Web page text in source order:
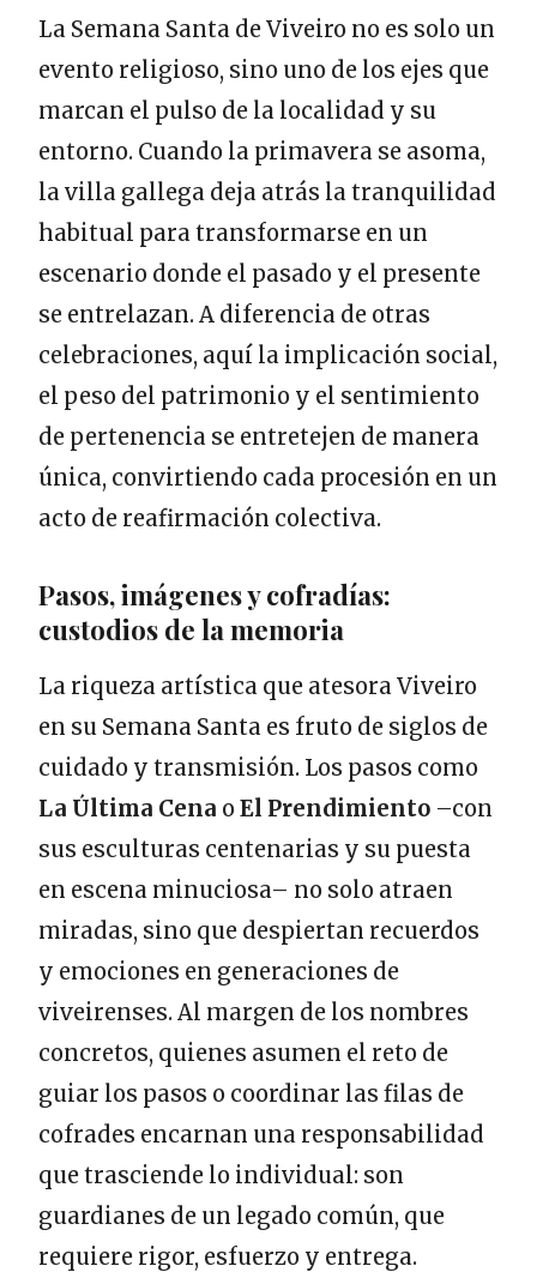
La Semana Santa de Viveiro no es solo un
evento religioso, sino uno de los ejes que
marcan el pulso de la localidad y su
entorno. Cuando la primavera se asoma,
la villa gallega deja atrás la tranquilidad
habitual para transformarse en un
escenario donde el pasado y el presente
se entrelazan. A diferencia de otras
celebraciones, aquí la implicación social,
el peso del patrimonio y el sentimiento
de pertenencia se entretejen de manera
única, convirtiendo cada procesión en un
acto de reafirmación colectiva.
Pasos, imágenes y cofradías:
custodios de la memoria
La riqueza artística que atesora Viveiro
en su Semana Santa es fruto de siglos de
cuidado y transmisión. Los pasos como
La Última Cena oEl Prendimiento –con
sus esculturas centenarias y su puesta
en escena minuciosa– no solo atraen
miradas, sino que despiertan recuerdos
y emociones en generaciones de
viveirenses. Al margen de los nombres
concretos, quienes asumen el reto de
guiar los pasos o coordinar las filas de
cofrades encarnan una responsabilidad
que trasciende lo individual: son
guardianes de un legado común, que
requiere rigor, esfuerzo y entrega.